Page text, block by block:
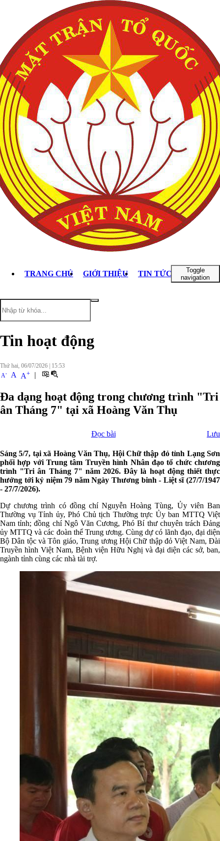
TRANG CHỦ GIỚI THIỆU TIN TỨC - SỰ KIỆN
Toggle
navigation
Tin hoạt động
Thứ hai, 06/07/2026 | 15:53
A- A A+ |
Đa dạng hoạt động trong chương trình "Tri
ân Tháng 7" tại xã Hoàng Văn Thụ
Đọc bài Lưu
Sáng 5/7, tại xã Hoàng Văn Thụ, Hội Chữ thập đỏ tỉnh Lạng Sơn
phối hợp với Trung tâm Truyền hình Nhân đạo tổ chức chương
trình "Tri ân Tháng 7" năm 2026.Đây là hoạt động thiết thực
hướng tới kỷ niệm 79 năm Ngày Thương binh - Liệt sĩ (27/7/1947
- 27/7/2026).
Dự chương trình có đồng chí Nguyễn Hoàng Tùng, Ủy viên Ban
Thường vụ Tỉnh ủy, Phó Chủ tịch Thường trực Ủy ban MTTQ Việt
Nam tỉnh; đồng chí Ngô Văn Cương, Phó Bí thư chuyên trách Đảng
ủy MTTQ và các đoàn thể Trung ương. Cùng dự có lãnh đạo, đại diện
Bộ Dân tộc và Tôn giáo, Trung ương Hội Chữ thập đỏ Việt Nam, Đài
Truyền hình Việt Nam, Bệnh viện Hữu Nghị và đại diện các sở, ban,
ngành tỉnh cùng các nhà tài trợ.